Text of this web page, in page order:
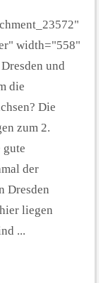
width="558"
und
die
Die
zum 2.
der
Dresden
liegen
...